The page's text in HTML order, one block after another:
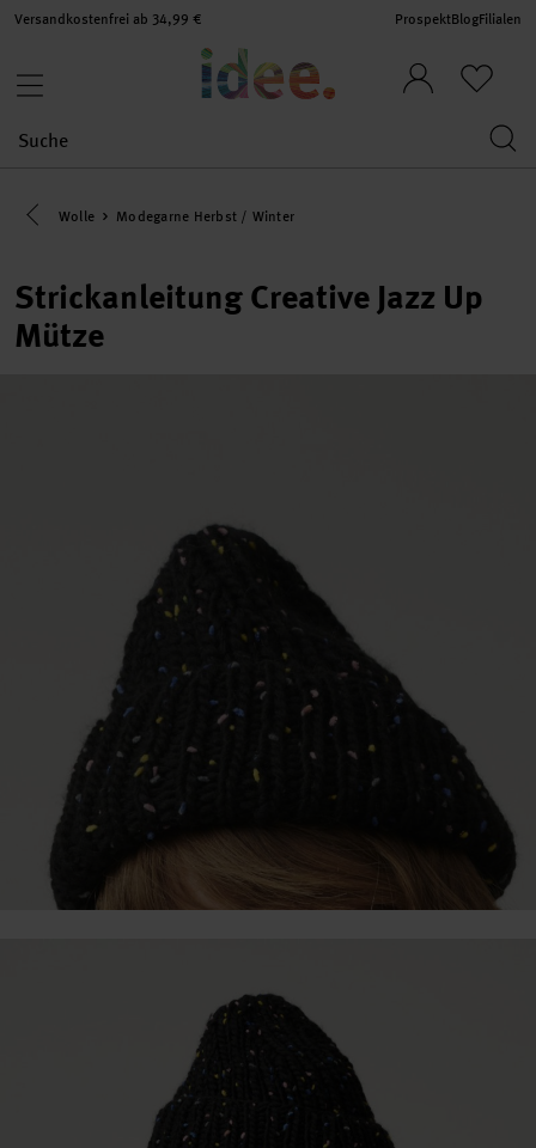
Versandkostenfrei ab 34,99 € ProspektBlogFilialen
Eine Kategorie zurück navigieren
Wolle Modegarne Herbst / Winter
Strickanleitung Creative Jazz Up
Mütze